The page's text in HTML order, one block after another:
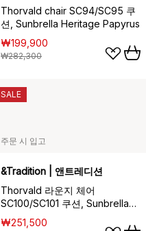
Thorvald chair SC94/SC95 쿠
션, Sunbrella Heritage Papyrus
₩199,900
₩282,300
주문 시 입고
&Tradition | 앤트레디션
Thorvald 라운지 체어
SC100/SC101 쿠션, Sunbrella
Heritage Papyrus
₩251,500
SALE